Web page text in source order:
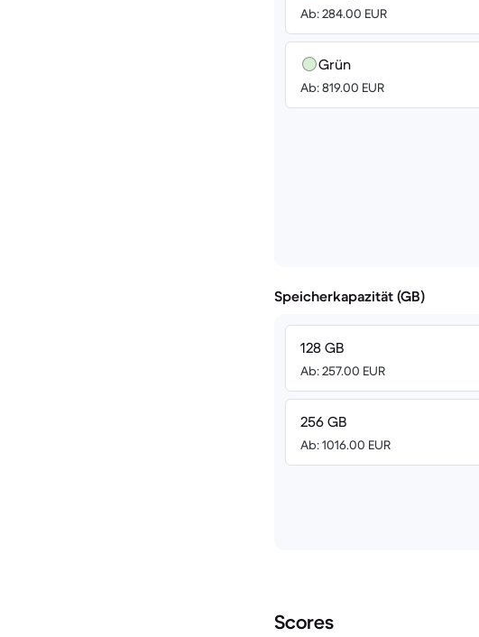
Ab: 284.00 EUR
Grün
Ab: 819.00 EUR
Speicherkapazität (GB)
128 GB
Ab: 257.00 EUR
256 GB
Ab: 1016.00 EUR
Scores